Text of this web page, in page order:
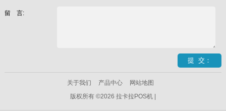
留 言:
关于我们 产品中心
网站地图
版权所有 ©2026 拉卡拉POS机 |